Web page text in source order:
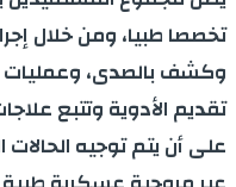
تخصصا طبيا، ومن خلال
وكشف بالصدى، وعمليات
تقديم الأدوية وتتبع
على أن يتم توجيه